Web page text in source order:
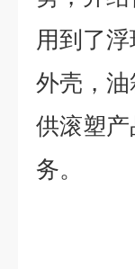
用到了
外壳，
供滚塑
务。